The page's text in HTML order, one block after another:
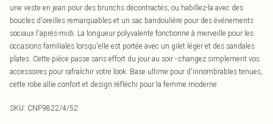
une veste en jean pour des brunchs décontractés, ou habillez-la avec des
boucles d'oreilles remarquables et un sac bandoulière pour des événements
sociaux l'après-midi. La longueur polyvalente fonctionne à merveille pour les
occasions familiales lorsqu'elle est portée avec un gilet léger et des sandales
plates. Cette pièce passe sans effort du jour au soir - changez simplement vos
accessoires pour rafraîchir votre look. Base ultime pour d'innombrables tenues,
cette robe allie confort et design réfléchi pour la femme moderne.
SKU: CNF9822/4/52